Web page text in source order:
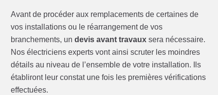
Avant de procéder aux remplacements de certaines de
vos installations ou le réarrangement de vos
branchements, undevis avant travaux sera nécessaire.
Nos électriciens experts vont ainsi scruter les moindres
détails au niveau de l’ensemble de votre installation. Ils
établiront leur constat une fois les premières vérifications
effectuées.